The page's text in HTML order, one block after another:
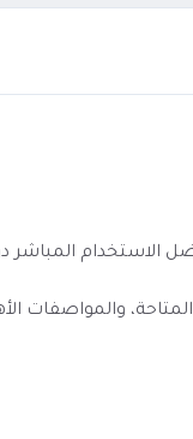
والمواصفات